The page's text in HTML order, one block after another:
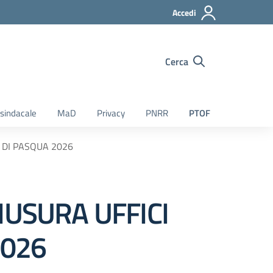
Accedi
Cerca
MaD Privacy PNRR PTOF
DI PASQUA 2026
UFFICI